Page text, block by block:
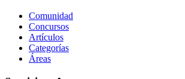
Comunidad
Concursos
Artículos
Categorías
Áreas